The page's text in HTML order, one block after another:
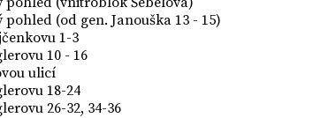
(od gen. Janouška 13 - 15)
1-3
10 - 16
ulicí
18-24
26-32, 34-36